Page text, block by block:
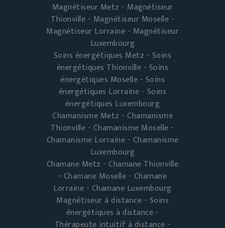
Magnétiseur Metz - Magnétiseur
Thionville - Magnétiseur Moselle -
Magnétiseur Lorraine - Magnétiseur
Luxembourg
Soins énergétiques Metz - Soins
énergétiques Thionville - Soins
énergétiques Moselle - Soins
énergétiques Lorraine - Soins
énergétiques Luxembourg
Chamanisme Metz - Chamanisme
Thionville - Chamanisme Moselle -
Chamanisme Lorraine - Chamanisme
Luxembourg
Chamane Metz - Chamane Thionville
- Chamane Moselle - Chamane
Lorraine - Chamane Luxembourg
Magnétiseur à distance - Soins
énergétiques à distance -
Thérapeute intuitif à distance -